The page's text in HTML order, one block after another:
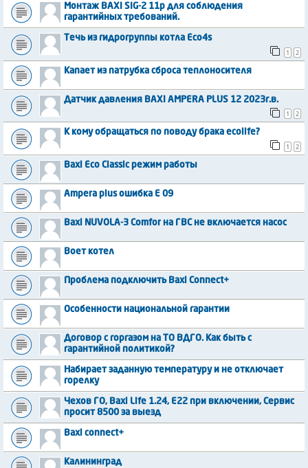
Монтаж BAXI SIG-2 11p для соблюдения
гарантийных требований.
Течь из гидрогруппы котла Eco4s
1
2
Капает из патрубка сброса теплоносителя
Датчик давления BAXI AMPERA PLUS 12 2023г.в.
1
2
К кому обращаться по поводу брака ecolife?
1
2
Baxi Eco Classic режим работы
Ampera plus ошибка Е 09
Baxi NUVOLA-3 Comfor на ГВС не включается насос
Воет котел
Проблема подключить Baxi Connect+
Особенности национальной гарантии
Договор с горгазом на ТО ВДГО. Как быть с
гарантийной политикой?
Набирает заданную температуру и не отключает
горелку
Чехов ГО, Baxi Life 1.24, E22 при включении, Сервис
просит 8500 за выезд
Baxi connect+
Калининград